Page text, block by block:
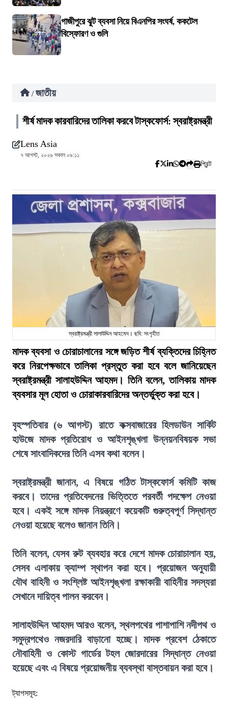
গাজীপুরে ঝুট ব্যবসা নিয়ে বিএনপির সংঘর্ষ, ককটেল
বিস্ফোরণ ও গুলি
/ জাতীয়
শীর্ষ মাদক কারবারিদের তালিকা করবে টাস্কফোর্স: স্বরাষ্ট্রমন্ত্রী
Lens Asia
৭ আগস্ট, ২০২৬ সকাল ০৯:১১
প্রিন্ট
স্বরাষ্ট্রমন্ত্রী সালাউদ্দিন আহমেদ। ছবি: সংগৃহীত
মাদক ব্যবসা ও চোরাচালানের সঙ্গে জড়িত শীর্ষ ব্যক্তিদের চিহ্নিত
করে নিরপেক্ষভাবে তালিকা প্রস্তুত করা হবে বলে জানিয়েছেন
স্বরাষ্ট্রমন্ত্রী সালাহউদ্দিন আহমদ। তিনি বলেন, তালিকায় মাদক
ব্যবসার মূল হোতা ও চোরাকারবারিদের অন্তর্ভুক্ত করা হবে।
বৃহস্পতিবার (৬ আগস্ট) রাতে কক্সবাজারের হিলডাউন সার্কিট
হাউজে মাদক প্রতিরোধ ও আইনশৃঙ্খলা উন্নয়নবিষয়ক সভা
শেষে সাংবাদিকদের তিনি এসব কথা বলেন।
স্বরাষ্ট্রমন্ত্রী জানান, এ বিষয়ে গঠিত টাস্কফোর্স কমিটি কাজ
করবে। তাদের প্রতিবেদনের ভিত্তিতে পরবর্তী পদক্ষেপ নেওয়া
হবে। একই সঙ্গে মাদক নিয়ন্ত্রণে কয়েকটি গুরুত্বপূর্ণ সিদ্ধান্ত
নেওয়া হয়েছে বলেও জানান তিনি।
তিনি বলেন, যেসব রুট ব্যবহার করে দেশে মাদক চোরাচালান হয়,
সেসব এলাকায় ক্যাম্প স্থাপন করা হবে। প্রয়োজন অনুযায়ী
যৌথ বাহিনী ও সংশ্লিষ্ট আইনশৃঙ্খলা রক্ষাকারী বাহিনীর সদস্যরা
সেখানে দায়িত্ব পালন করবেন।
সালাহউদ্দিন আহমদ আরও বলেন, স্থলপথের পাশাপাশি নদীপথ ও
সমুদ্রপথেও নজরদারি বাড়ানো হচ্ছে। মাদক প্রবেশ ঠেকাতে
নৌবাহিনী ও কোস্ট গার্ডের টহল জোরদারের সিদ্ধান্ত নেওয়া
হয়েছে এবং এ বিষয়ে প্রয়োজনীয় ব্যবস্থা বাস্তবায়ন করা হবে।
ট্যাগসমূহ: